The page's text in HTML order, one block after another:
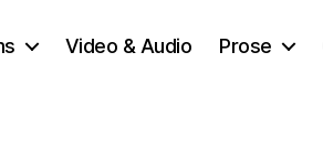
Video & Audio Prose